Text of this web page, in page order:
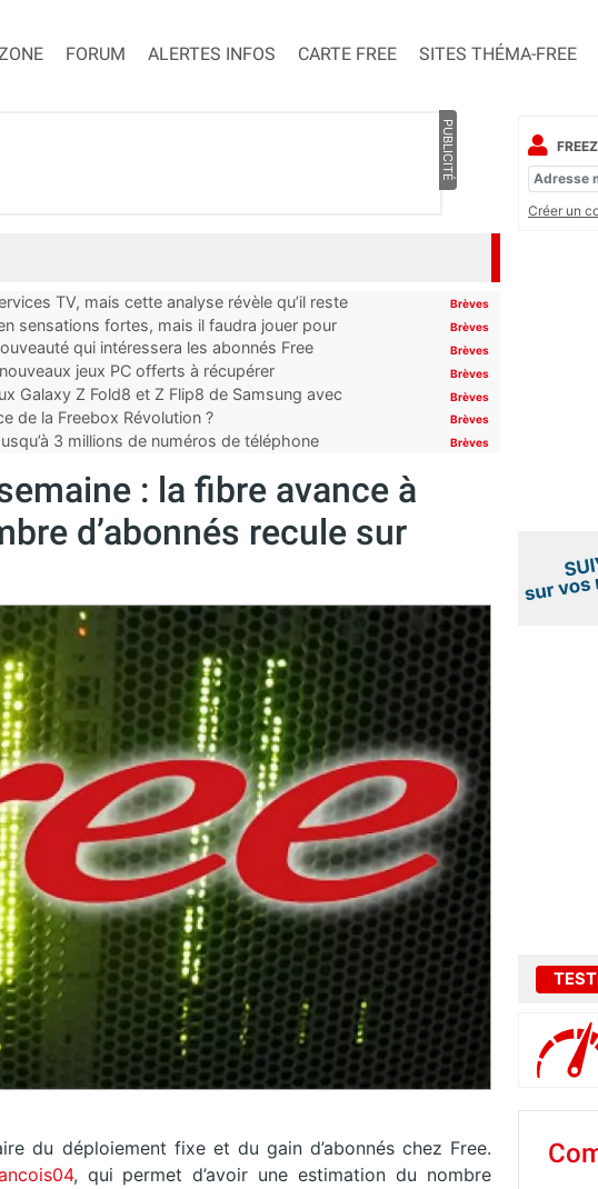
FORUM ALERTES INFOS CARTE FREE SITES THÉMA-FREE
PUBLICITÉ
TV, mais cette analyse révèle qu’il reste
Brèves
sensations fortes, mais il faudra jouer pour
Brèves
qui intéressera les abonnés Free
Brèves
jeux PC offerts à récupérer Brèves
Galaxy Z Fold8 et Z Flip8 de Samsung avec
Brèves
de la Freebox Révolution ? Brèves
3 millions de numéros de téléphone
Brèves
: la fibre avance à
d’abonnés recule sur
du déploiement fixe et du gain d’abonnés chez Free.
, qui permet d’avoir une estimation du nombre
Créer un